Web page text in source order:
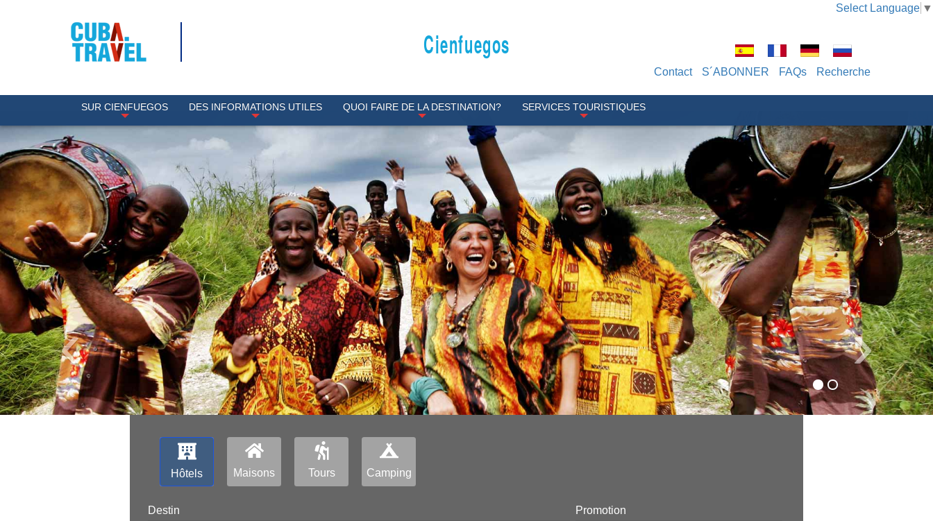
Select Language ▼
Cienfuegos
Contact S´ABONNER FAQs Recherche
SUR CIENFUEGOS DES INFORMATIONS UTILES QUOI FAIRE DE LA DESTINATION? SERVICES TOURISTIQUES
‹ ›
Hôtels Maisons Tours Camping
Destin Рromotion